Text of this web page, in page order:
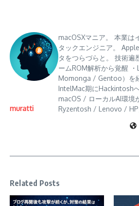
muratti
macOSXマニア。 本業は
タックエンジニア。
タをつらづらと。 技術遍
ームROM解析から覚醒
Momonga / Gentoo）を
IntelMac期にHackintosh
macOS / ローカルAI環境
Ryzentosh / Lenovo / HP
Related Posts